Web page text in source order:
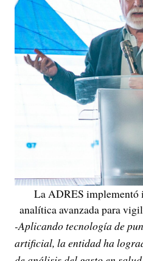
La ADRES
analítica avanzada para
-Aplicando tecnología de
artificial, la entidad ha